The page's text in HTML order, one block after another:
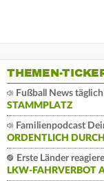
THEMEN-
Fußball News täglich
STAMMPLATZ
Familienpodcast
ORDENTLICH
Erste Länder
LKW-FAHRVERBOT